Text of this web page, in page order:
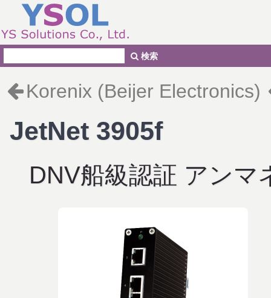
Korenix (Beijer Electronics)
JetNet 3905f
DNV船級認証 アンマ
検索